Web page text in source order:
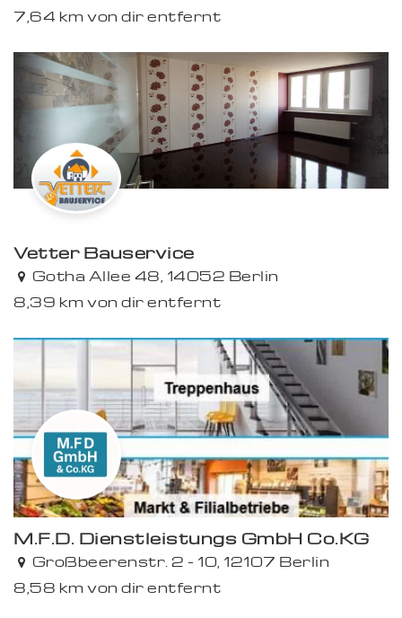
7,64 km von dir entfernt
Vetter Bauservice
Gotha Allee 48, 14052 Berlin
8,39 km von dir entfernt
M.F.D. Dienstleistungs GmbH Co.KG
Großbeerenstr. 2 - 10, 12107 Berlin
8,58 km von dir entfernt